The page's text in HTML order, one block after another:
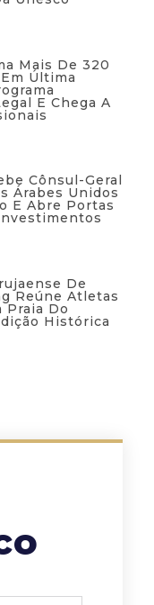
Mais De 320
Última
E Chega A
Cônsul-Geral
Árabes Unidos
E Abre Portas
De
Reúne Atletas
Praia Do
Histórica